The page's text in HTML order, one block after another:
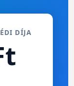
DÍJA